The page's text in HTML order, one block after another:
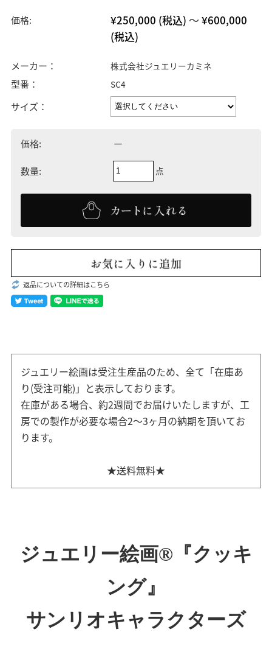
価格: ¥250,000 (税込) ～ ¥600,000
(税込)
メーカー： 株式会社ジュエリーカミネ
型番： SC4
サイズ：
価格: －
数量: 点
返品についての詳細はこちら
ジュエリー絵画は受注生産品のため、全て「在庫あ
り(受注可能)」と表示しております。
在庫がある場合、約2週間でお届けいたしますが、工
房での製作が必要な場合2～3ヶ月の納期を頂いてお
ります。
★送料無料★
ジュエリー絵画®『クッキ
ング』
サンリオキャラクターズ